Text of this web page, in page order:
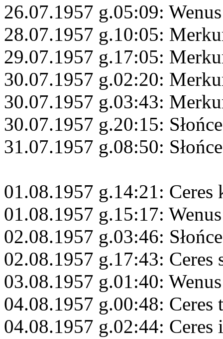
26.07.1957 g.05:09:
28.07.1957 g.10:05:
29.07.1957 g.17:05:
30.07.1957 g.02:20:
30.07.1957 g.03:43:
30.07.1957 g.20:15:
31.07.1957 g.08:50:
01.08.1957 g.14:21: Ceres
01.08.1957 g.15:17:
02.08.1957 g.03:46:
02.08.1957 g.17:43: Ceres
03.08.1957 g.01:40:
04.08.1957 g.00:48: Ceres
04.08.1957 g.02:44: Ceres